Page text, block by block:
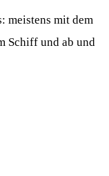
meistens mit dem
Schiff und ab und